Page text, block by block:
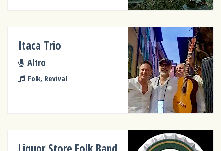
Itaca Trio
Altro
Folk, Revival